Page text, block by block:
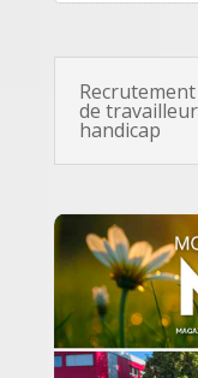
de
handicap